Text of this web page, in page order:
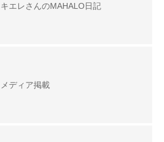
キエレさんのMAHALO日記
メディア掲載